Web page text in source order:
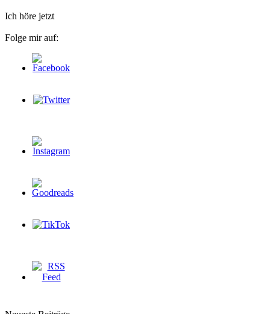
Ich höre jetzt
Folge mir auf: